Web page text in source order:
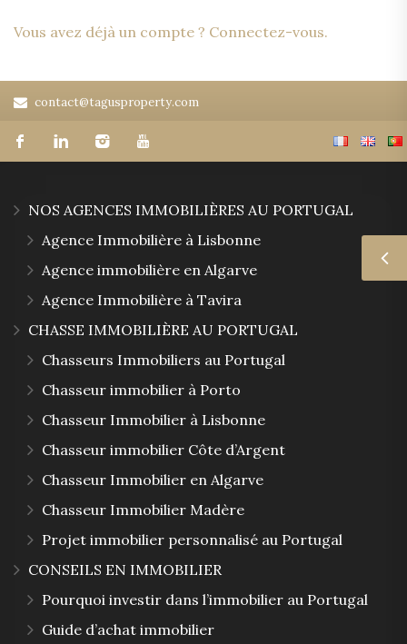
Vous avez déjà un compte ? Connectez-vous.
contact@tagusproperty.com
NOS AGENCES IMMOBILIÈRES AU PORTUGAL
Agence Immobilière à Lisbonne
Agence immobilière en Algarve
Agence Immobilière à Tavira
CHASSE IMMOBILIÈRE AU PORTUGAL
Chasseurs Immobiliers au Portugal
Chasseur immobilier à Porto
Chasseur Immobilier à Lisbonne
Chasseur immobilier Côte d’Argent
Chasseur Immobilier en Algarve
Chasseur Immobilier Madère
Projet immobilier personnalisé au Portugal
CONSEILS EN IMMOBILIER
Pourquoi investir dans l’immobilier au Portugal
Guide d’achat immobilier